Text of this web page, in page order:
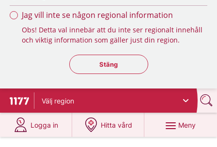
Jag vill inte se någon regional information
Obs! Detta val innebär att du inte ser regionalt innehåll
och viktig information som gäller just din region.
Stäng regionsväljaren
Stäng
Till startsidan för 1177
Välj region
Logga in
på 1177.se
Hitta vård
på 1177.se
Meny